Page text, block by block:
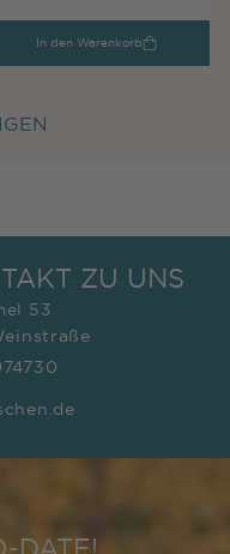
In den Warenkorb
ZU UNS
53
DATE!